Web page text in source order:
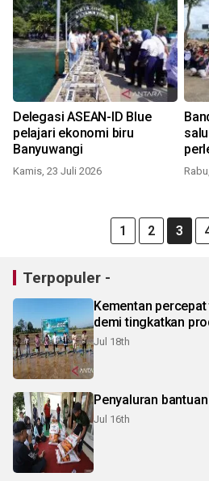
Delegasi ASEAN-ID Blue
pelajari ekonomi biru
Banyuwangi
Kamis, 23 Juli 2026
1 2 3
Terpopuler -
Kementan percepat
demi tingkatkan
Jul 18th
Penyaluran
Jul 16th